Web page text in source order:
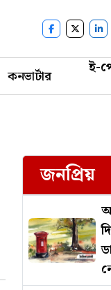
কনভার্টার ই-
জনপ্রিয়